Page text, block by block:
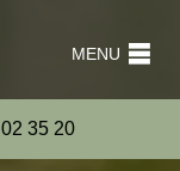
MENU
35 20